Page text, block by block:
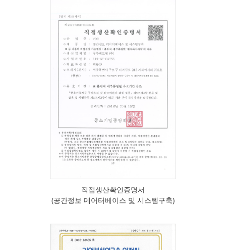
직접생산확인증명서
(공간정보 데어터베이스 및 시스템구축)